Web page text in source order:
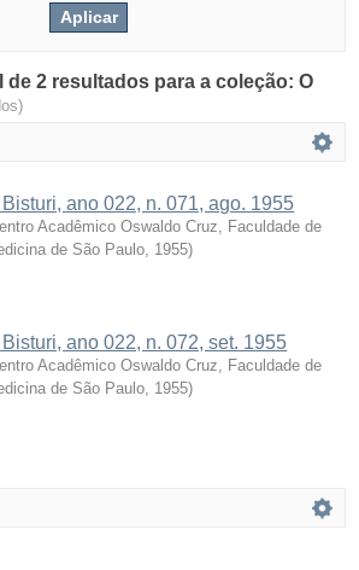
de 2 resultados para a coleção: O
Bisturi, ano 022, n. 071, ago. 1955
Acadêmico Oswaldo Cruz, Faculdade de
de São Paulo 1955)
ano 022, n. 072, set. 1955
Acadêmico Oswaldo Cruz, Faculdade de
de São Paulo 1955)